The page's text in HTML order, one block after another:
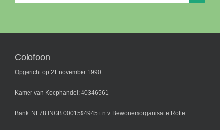
naar:
Colofoon
Opgericht op 21 november 1990
Kamer van Koophandel: 40346561
Bank: NL78 INGB 0001594945 t.n.v. Bewonersorganisatie Rotte